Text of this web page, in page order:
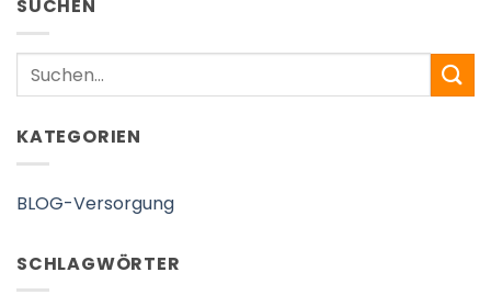
SUCHEN
Search
KATEGORIEN
BLOG-Versorgung
SCHLAGWÖRTER